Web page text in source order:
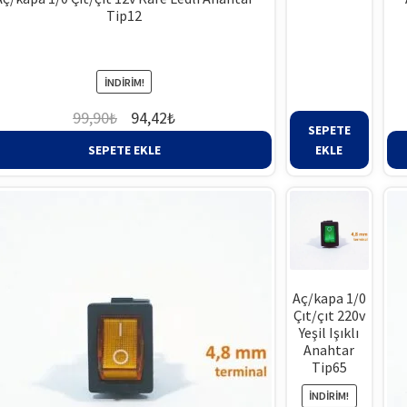
Tip12
İNDIRIM!
99,90₺
Orijinal
fiyat:
99,90₺.
94,42₺Şu
fiyat:
SEPETE EKLE
SEPETE
EKLE
Aç/kapa 1/0
Çıt/çıt 220v
Yeşil Işıklı
Anahtar
Tip65
İNDIRIM!